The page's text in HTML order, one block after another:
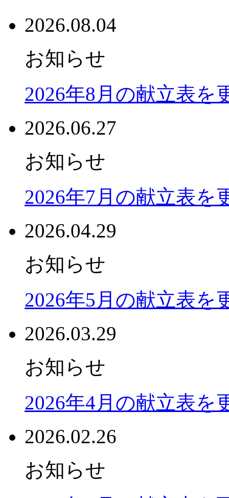
2026.08.04
お知らせ
2026年8月の献立表を
2026.06.27
お知らせ
2026年7月の献立表を
2026.04.29
お知らせ
2026年5月の献立表を
2026.03.29
お知らせ
2026年4月の献立表を
2026.02.26
お知らせ